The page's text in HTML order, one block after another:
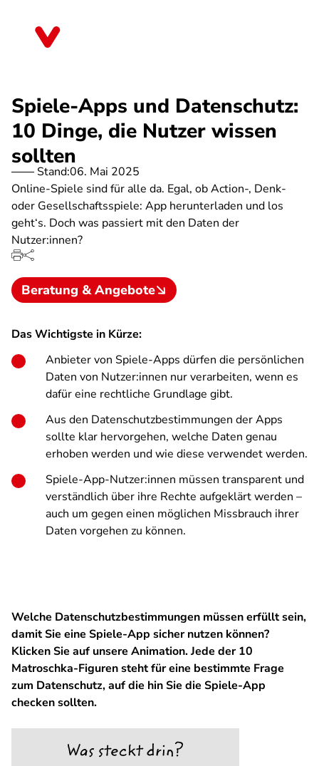
Spiele-Apps und Datenschutz:
10 Dinge, die Nutzer wissen
sollten
Stand:06. Mai 2025
Online-Spiele sind für alle da. Egal, ob Action-, Denk-
oder Gesellschaftsspiele: App herunterladen und los
geht‘s. Doch was passiert mit den Daten der
Nutzer:innen?
Beratung & Angebote
Das Wichtigste in Kürze:
Anbieter von Spiele-Apps dürfen die persönlichen
Daten von Nutzer:innen nur verarbeiten, wenn es
dafür eine rechtliche Grundlage gibt.
Aus den Datenschutzbestimmungen der Apps
sollte klar hervorgehen, welche Daten genau
erhoben werden und wie diese verwendet werden.
Spiele-App-Nutzer:innen müssen transparent und
verständlich über ihre Rechte aufgeklärt werden –
auch um gegen einen möglichen Missbrauch ihrer
Daten vorgehen zu können.
Welche Datenschutzbestimmungen müssen erfüllt sein,
damit Sie eine Spiele-App sicher nutzen können?
Klicken Sie auf unsere Animation. Jede der 10
Matroschka-Figuren steht für eine bestimmte Frage
zum Datenschutz, auf die hin Sie die Spiele-App
checken sollten.